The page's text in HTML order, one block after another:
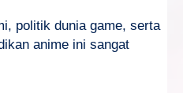
politik dunia game, serta
anime ini sangat